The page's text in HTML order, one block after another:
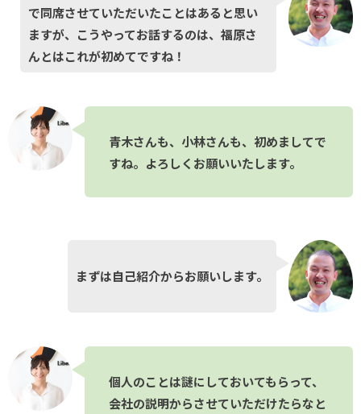
で同席させていただいたことはあると思い
ますが、こうやってお話するのは、福原さ
んとはこれが初めてですね！
青木さんも、小林さんも、初めましてで
すね。よろしくお願いいたします。
まずは自己紹介からお願いします。
個人のことは謎にしておいてもらって、
会社の説明からさせていただけたらなと